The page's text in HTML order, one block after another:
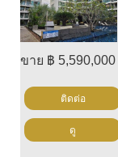
ขาย ฿ 5,590,000
ติดต่อ
ดู